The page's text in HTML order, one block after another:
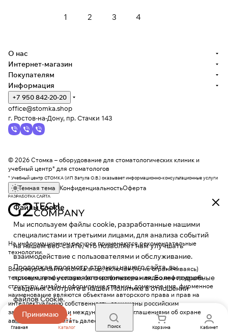
1 2 3 4
Главная Каталог Поиск Корзина Кабинет
Файлы cookie
Мы используем файлы cookie, разработанные нашими
специалистами и третьими лицами, для анализа событий
на нашем веб-сайте, что позволяет нам улучшать
взаимодействие с пользователями и обслуживание.
Продолжая просмотр страниц нашего сайта, вы
принимаете условия его использования. Более подробные
сведения смотрите в нашейПолитике в отношении
файлов Cookie.
Принимаю
О нас
Интернет-магазин
Покупателям
Информация
+7 950 842-20-20
office@stomka.shop
г. Ростов-на-Дону, пр. Стачки 143
© 2026 Стомка – оборудование для стоматологических клиник и
учебный центр* для стоматологов
* Учебный центр СТОМКА (ИП Затула О.В.) оказывает информационно-консультационные услуги
Темная тема КонфиденциальностьОферта
На информационном ресурсе применяютсярекомендательные
технологии
Все ресурсы сайта stomka.shop, включая (но не ограничиваясь)
текстовую, графическую, фотографическую и видео информацию,
структуру, дизайн и оформление страниц, доменное имя, фирменное
наименование являются объектами авторского права и прав на
интеллектуальную собственность, защищены российским
законодательством и международными соглашениями об охране
авторских прав.
Читать далее